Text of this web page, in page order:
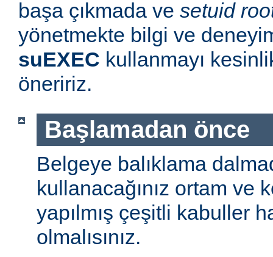
başa çıkmada ve setuid
yönetmekte bilgi ve
suEXEC kullanmayı
öneririz.
Başlamadan önce
Belgeye balıklama
kullanacağınız ortam ve
yapılmış çeşitli kabuller
olmalısınız.